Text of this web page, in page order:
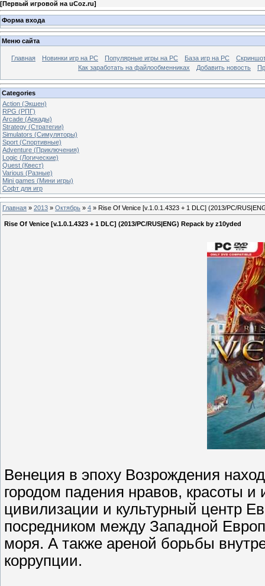
[Первый игровой на uCoz.ru]
Форма входа
Меню сайта
Главная Новинки игр на PC Популярные игры на PC База игр на РС
Как заработать на файлообменниках
Добавить новость
Categories
Action (Экшен)
RPG (РПГ)
Arcade (Аркады)
Strategy (Стратегии)
Simulators (Симуляторы)
Sport (Спортивные)
Adventure (Приключения)
Logic (Логические)
Quest (Квест)
Various (Разные)
Mini games (Мини игры)
Софт для игр
Главная » 2013 » Октябрь » 4 » Rise Of Venice [v.1.0.1.4323 + 1 DLC] (2013/PC/
Rise Of Venice [v.1.0.1.4323 + 1 DLC] (2013/PC/RUS|ENG) Repack by z10yded
Венеция в эпоху Возрождения
городом падения нравов, красоты
цивилизации и культурный центр
посредником между Западной
моря. А также ареной борьбы
коррупции.